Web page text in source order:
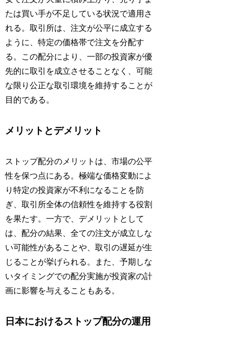
たは買い手が不足している状況で適用さ
れる。取引所は、注文が公平に成立する
ように、特定の価格帯で注文を分配す
る。この配分により、一部の投資家が優
先的に取引を成立させることなく、可能
な限り公正な取引環境を維持することが
目的である。
メリットとデメリット
ストップ配分のメリットは、市場の公平
性を保つ点にある。極端な価格変動によ
り特定の投資家が不利になることを防
ぎ、取引所全体の信頼性を維持する役割
を果たす。一方で、デメリットとして
は、配分の結果、全ての注文が成立しな
い可能性があることや、取引の遅延が生
じることが挙げられる。また、予期しな
いタイミングでの配分実施が投資家の計
画に影響を与えることもある。
日本におけるストップ配分の運用